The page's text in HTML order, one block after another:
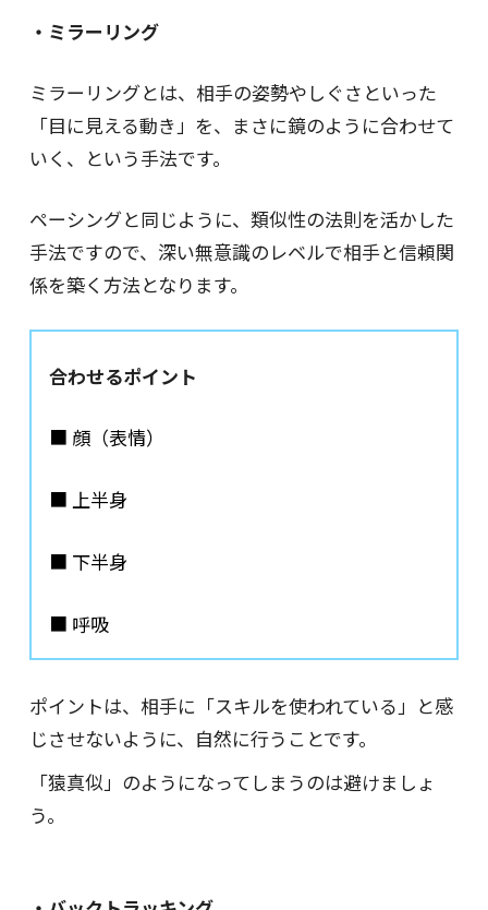
・ミラーリング
ミラーリングとは、相手の姿勢やしぐさといった
「目に見える動き」を、まさに鏡のように合わせて
いく、という手法です。
ペーシングと同じように、類似性の法則を活かした
手法ですので、深い無意識のレベルで相手と信頼関
係を築く方法となります。
合わせるポイント
■ 顔（表情）
■ 上半身
■ 下半身
■ 呼吸
ポイントは、相手に「スキルを使われている」と感
じさせないように、自然に行うことです。
「猿真似」のようになってしまうのは避けましょ
う。